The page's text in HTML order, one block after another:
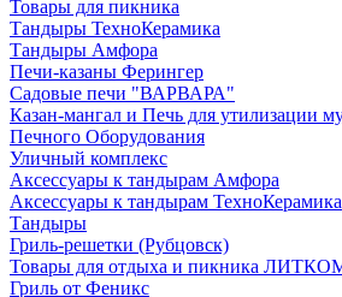
Товары для пикника
Тандыры ТехноКерамика
Тандыры Амфора
Печи-казаны Ферингер
Садовые печи "ВАРВАРА"
Казан-мангал и Печь для утилизации
Печного Оборудования
Уличный комплекс
Аксессуары к тандырам Амфора
Аксессуары к тандырам ТехноКерамика
Тандыры
Гриль-решетки (Рубцовск)
Товары для отдыха и пикника
Гриль от Феникс